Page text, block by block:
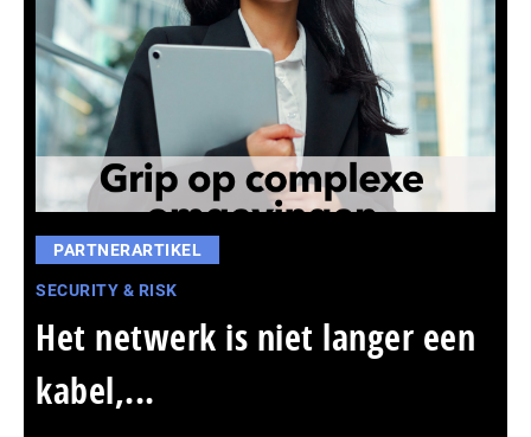
PARTNERARTIKEL
SECURITY & RISK
Het netwerk is niet langer een
kabel,...